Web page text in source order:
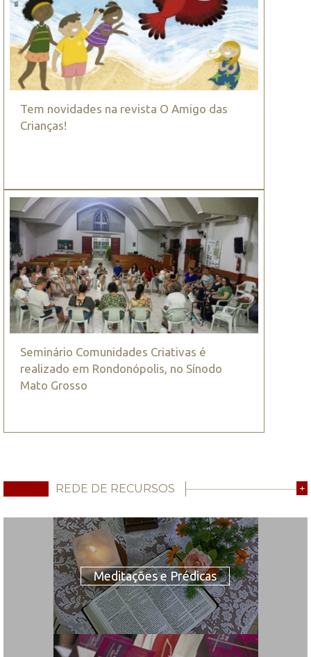
Tem novidades na revista O Amigo das
Crianças!
Seminário Comunidades Criativas é
realizado em Rondonópolis, no Sínodo
Mato Grosso
REDE DE RECURSOS +
Meditações e Prédicas